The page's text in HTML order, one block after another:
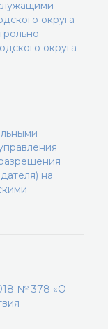
округа
округа
на
№ 378 «О